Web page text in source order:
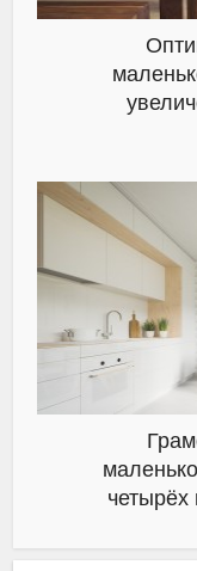
четырёх